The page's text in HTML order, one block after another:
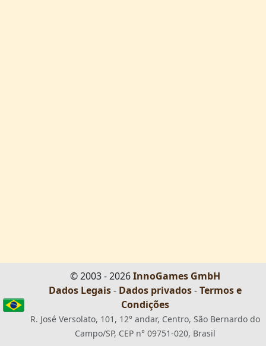
© 2003 - 2026InnoGames GmbH
Dados Legais- Dados privados-Termos e
Condições
R. José Versolato, 101, 12° andar, Centro, São Bernardo do
Campo/SP, CEP n° 09751-020, Brasil